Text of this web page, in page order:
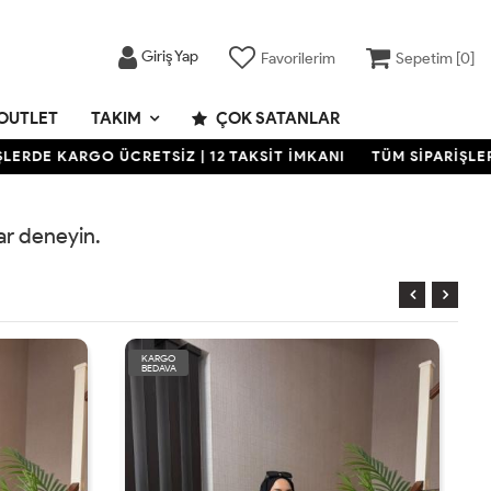
Giriş Yap Favorilerim Sepetim [0]
TAKIM ÇOK SATANLAR
KARGO ÜCRETSİZ | 12 TAKSİT İMKANI TÜM
deneyin.
KARGO
BEDAVA